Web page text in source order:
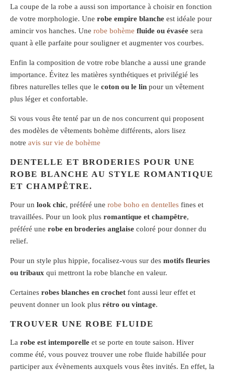
La coupe de la robe a aussi son importance à choisir en fonction
de votre morphologie. Une robe empire blanche est idéale pour
amincir vos hanches. Une robe bohème fluide ou évasée sera
quant à elle parfaite pour souligner et augmenter vos courbes.
Enfin la composition de votre robe blanche a aussi une grande
importance. Évitez les matières synthétiques et privilégié les
fibres naturelles telles que le coton ou le lin pour un vêtement
plus léger et confortable.
Si vous vous ête tenté par un de nos concurrent qui proposent
des modèles de vêtements bohème différents, alors lisez
notre avis sur vie de bohème
DENTELLE ET BRODERIES POUR UNE
ROBE BLANCHE AU STYLE ROMANTIQUE
ET CHAMPÊTRE.
Pour un look chic, préféré une robe boho en dentelles fines et
travaillées. Pour un look plus romantique et champêtre,
préféré une robe en broderies anglaise coloré pour donner du
relief.
Pour un style plus hippie, focalisez-vous sur des motifs fleuries
ou tribaux qui mettront la robe blanche en valeur.
Certaines robes blanches en crochet font aussi leur effet et
peuvent donner un look plus rétro ou vintage.
TROUVER UNE ROBE FLUIDE
La robe est intemporelle et se porte en toute saison. Hiver
comme été, vous pouvez trouver une robe fluide habillée pour
participer aux évènements auxquels vous êtes invités. En effet, la